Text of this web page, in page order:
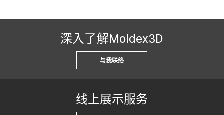
深入了解Moldex3D
与我联络
线上展示服务